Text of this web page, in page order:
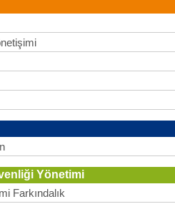
Yönetimi
Farkındalık